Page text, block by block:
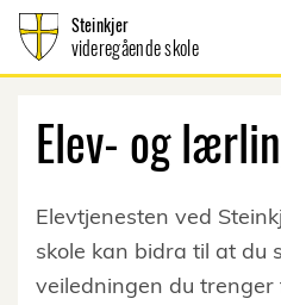
Steinkjer
videregående skole
Elev- og
Elevtjenesten ved
skole kan bidra til at du
veiledningen du